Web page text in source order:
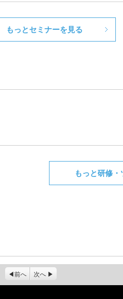
もっとセミナーを見る
もっと研修
前へ 次へ